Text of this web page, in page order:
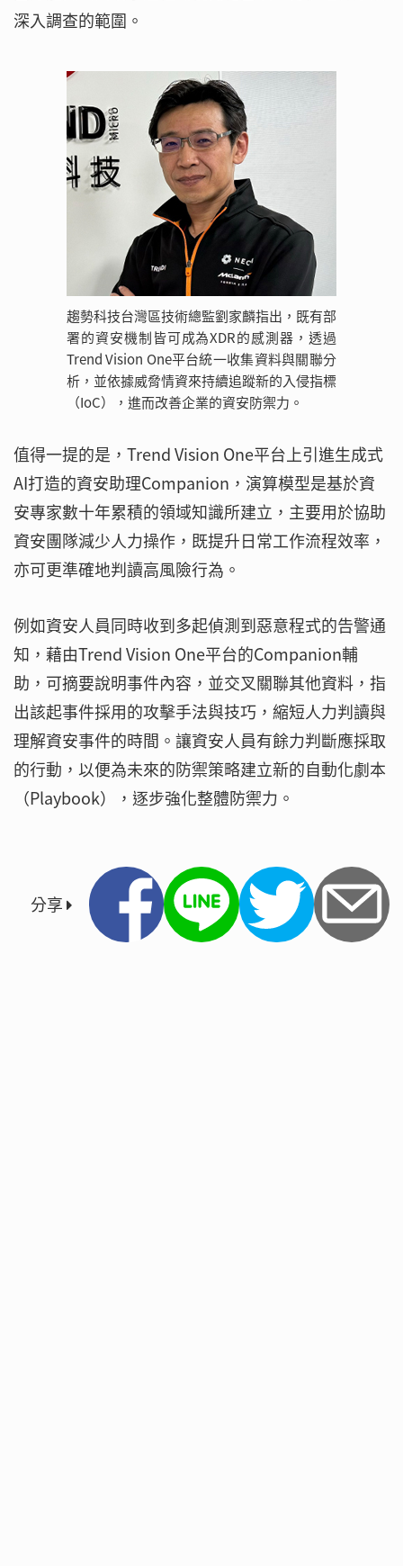
深入調查的範圍。
趨勢科技台灣區技術總監劉家麟指出，既有部
署的資安機制皆可成為XDR的感測器，透過
Trend Vision One平台統一收集資料與關聯分
析，並依據威脅情資來持續追蹤新的入侵指標
（IoC），進而改善企業的資安防禦力。
值得一提的是，Trend Vision One平台上引進生成式
AI打造的資安助理Companion，演算模型是基於資
安專家數十年累積的領域知識所建立，主要用於協助
資安團隊減少人力操作，既提升日常工作流程效率，
亦可更準確地判讀高風險行為。
例如資安人員同時收到多起偵測到惡意程式的告警通
知，藉由Trend Vision One平台的Companion輔
助，可摘要說明事件內容，並交叉關聯其他資料，指
出該起事件採用的攻擊手法與技巧，縮短人力判讀與
理解資安事件的時間。讓資安人員有餘力判斷應採取
的行動，以便為未來的防禦策略建立新的自動化劇本
（Playbook），逐步強化整體防禦力。
分享